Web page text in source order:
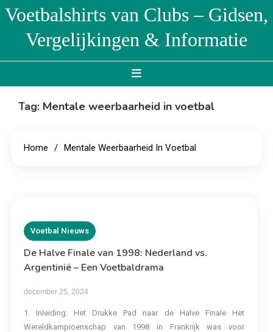
Skip
content
Voetbalshirts van Clubs – Gidsen,
Vergelijkingen & Informatie
Tag: Mentale weerbaarheid in voetbal
Home Mentale Weerbaarheid In Voetbal
Voetbal Nieuws
De Halve Finale van 1998: Nederland vs.
Argentinië – Een Voetbaldrama
december 25, 2024
1. Inleiding: Het Drukke Pad naar de Halve Finale Het
Wereldkampioenschap van 1998 in Frankrijk was voor